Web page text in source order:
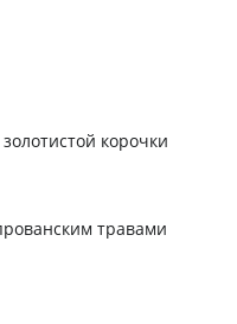
корочки
травами